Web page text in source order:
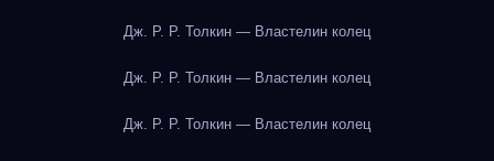
Дж. Р. Р. Толкин — Властелин колец
Дж. Р. Р. Толкин — Властелин колец
Дж. Р. Р. Толкин — Властелин колец